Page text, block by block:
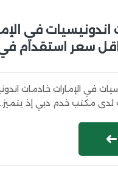
في
في الإمارات خادمات
لدى مكتب خدم دبي إذ